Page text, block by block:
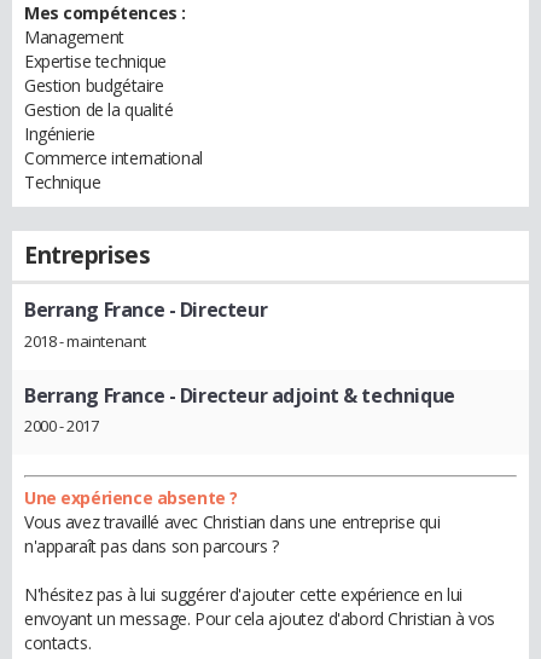
Mes compétences :
Management
Expertise technique
Gestion budgétaire
Gestion de la qualité
Ingénierie
Commerce international
Technique
Entreprises
Berrang France - Directeur
2018 - maintenant
Berrang France - Directeur adjoint & technique
2000 - 2017
Une expérience absente ?
Vous avez travaillé avec Christian dans une entreprise qui
n'apparaît pas dans son parcours ?
N'hésitez pas à lui suggérer d'ajouter cette expérience en lui
envoyant un message. Pour cela ajoutez d'abord Christian à vos
contacts.